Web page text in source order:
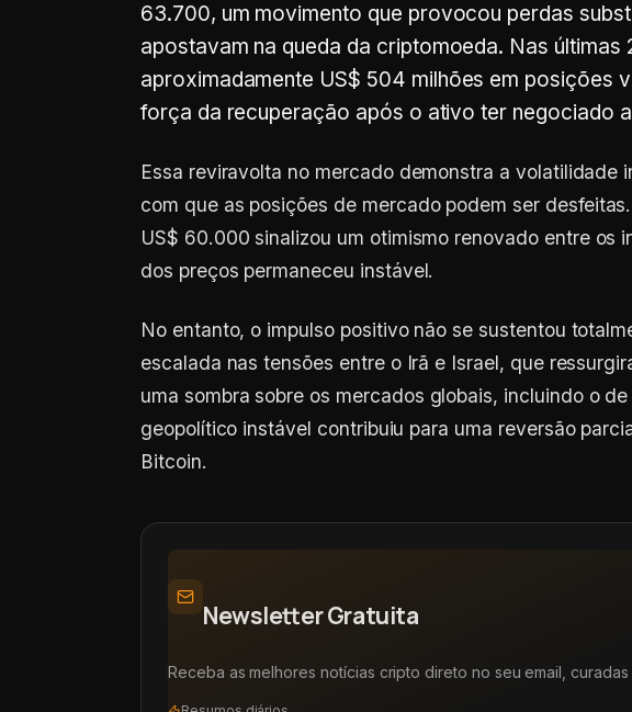
63.700, um movimento que provocou perdas
apostavam na queda da criptomoeda. Nas últimas
aproximadamente US$ 504 milhões em posições
força da recuperação após o ativo ter negociado
Essa reviravolta no mercado demonstra a volatilidade
com que as posições de mercado podem ser
US$ 60.000 sinalizou um otimismo renovado entre os
dos preços permaneceu instável.
No entanto, o impulso positivo não se sustentou
escalada nas tensões entre o Irã e Israel, que
uma sombra sobre os mercados globais, incluindo o
geopolítico instável contribuiu para uma reversão
Bitcoin.
Newsletter Gratuita
Receba as melhores notícias cripto direto no seu email, curadas